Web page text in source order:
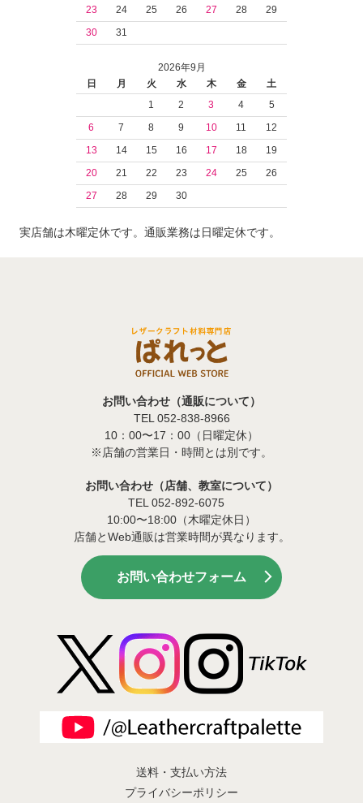
23
24 25 26 27 28
29
30
31
2026年9月
日
月 火 水 木 金
土
1
2 3 4
5
6
7 8 9 10 11
12
13
14 15 16 17 18
19
20
21 22 23 24 25
26
27
28 29 30
実店舗は木曜定休です。通販業務は日曜定休です。
お問い合わせ（通販について）
TEL 052-838-8966
10：00〜17：00（日曜定休）
※店舗の営業日・時間とは別です。
お問い合わせ（店舗、教室について）
TEL 052-892-6075
10:00〜18:00（木曜定休日）
店舗とWeb通販は営業時間が異なります。
お問い合わせフォーム
送料・支払い方法
プライバシーポリシー